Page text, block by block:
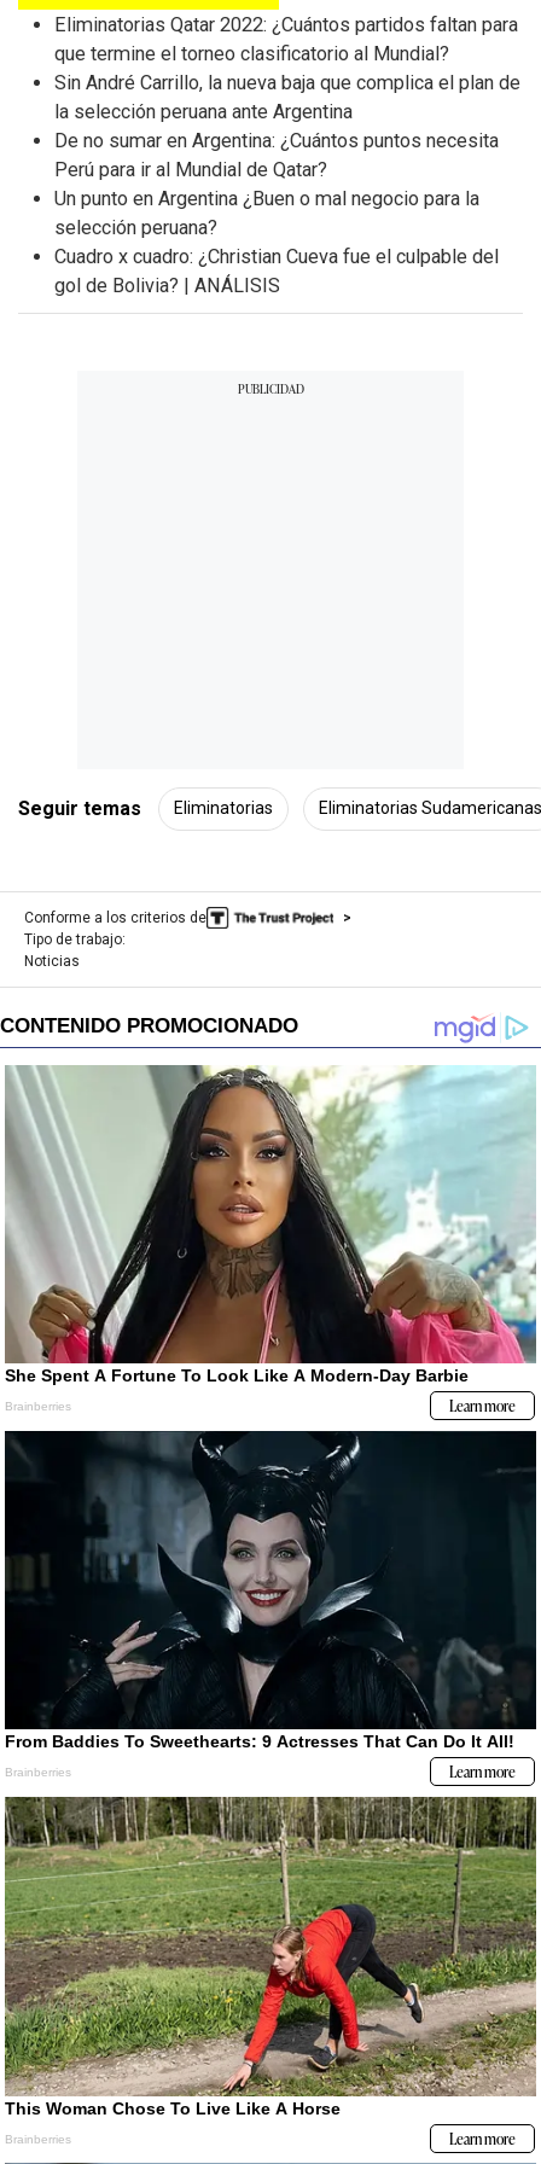
Eliminatorias Qatar 2022: ¿Cuántos partidos faltan para
que termine el torneo clasificatorio al Mundial?
Sin André Carrillo, la nueva baja que complica el plan de
la selección peruana ante Argentina
De no sumar en Argentina: ¿Cuántos puntos necesita
Perú para ir al Mundial de Qatar?
Un punto en Argentina ¿Buen o mal negocio para la
selección peruana?
Cuadro x cuadro: ¿Christian Cueva fue el culpable del
gol de Bolivia? | ANÁLISIS
Seguir temas Eliminatorias Eliminatorias Sudamericanas
Conforme a los criterios de
Tipo de trabajo:
Noticias